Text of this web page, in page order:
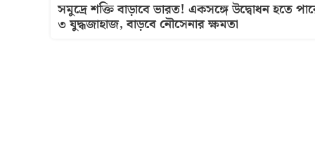
সমুদ্রে শক্তি বাড়াবে ভারত! একসঙ্গে উদ্বোধন হতে
৩ যুদ্ধজাহাজ, বাড়বে নৌসেনার ক্ষমতা